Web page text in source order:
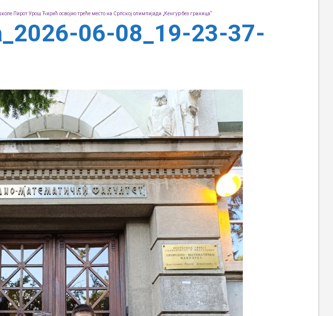
Пирот Урош Ћирић освојио треће место на Српској олимпијади „Кенгур без граница“
06-08_19-23-37-